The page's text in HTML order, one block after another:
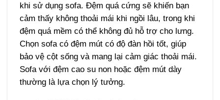
khi sử dụng sofa. Đệm quá cứng sẽ khiến bạn
cảm thấy không thoải mái khi ngồi lâu, trong khi
đệm quá mềm có thể không đủ hỗ trợ cho lưng.
Chọn sofa có đệm mút có độ đàn hồi tốt, giúp
bảo vệ cột sống và mang lại cảm giác thoải mái.
Sofa với đệm cao su non hoặc đệm mút dày
thường là lựa chọn lý tưởng.